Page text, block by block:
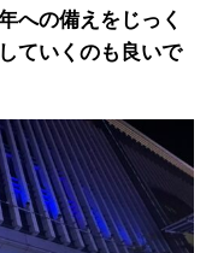
への備えをじっく
ていくのも良いで